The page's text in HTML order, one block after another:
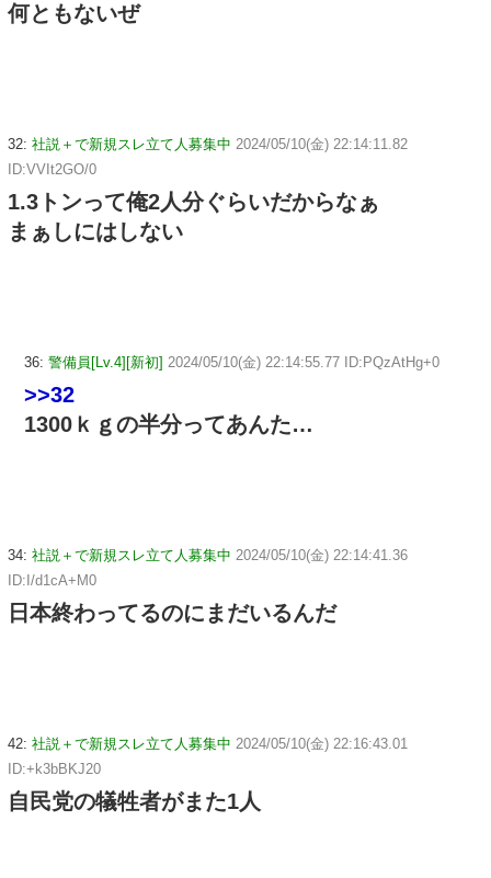
何ともないぜ
32: 社説＋で新規スレ立て人募集中 2024/05/10(金) 22:14:11.82
ID:VVIt2GO/0
1.3トンって俺2人分ぐらいだからなぁ
まぁしにはしない
36: 警備員[Lv.4][新初] 2024/05/10(金) 22:14:55.77 ID:PQzAtHg+0
>>32
1300ｋｇの半分ってあんた…
34: 社説＋で新規スレ立て人募集中 2024/05/10(金) 22:14:41.36
ID:I/d1cA+M0
日本終わってるのにまだいるんだ
42: 社説＋で新規スレ立て人募集中 2024/05/10(金) 22:16:43.01
ID:+k3bBKJ20
自民党の犠牲者がまた1人